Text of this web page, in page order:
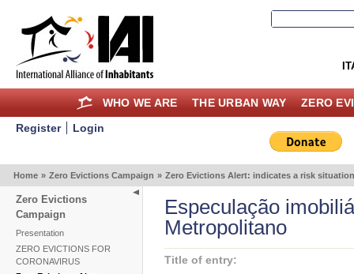
WHO WE ARE THE URBAN WAY ZERO
Register Login
Home » Zero Evictions Campaign » Zero Evictions Alert: indicates a risk
Zero Evictions
Campaign
Presentation
ZERO EVICTIONS FOR
CORONAVIRUS
Especulação
Metropolitano
Title of entry: